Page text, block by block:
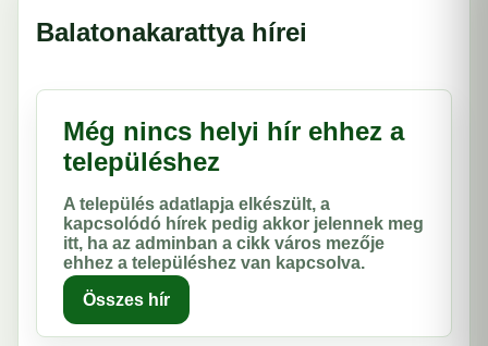
Balatonakarattya hírei
Még nincs helyi hír ehhez a
településhez
A település adatlapja elkészült, a
kapcsolódó hírek pedig akkor jelennek meg
itt, ha az adminban a cikk város mezője
ehhez a településhez van kapcsolva.
Összes hír